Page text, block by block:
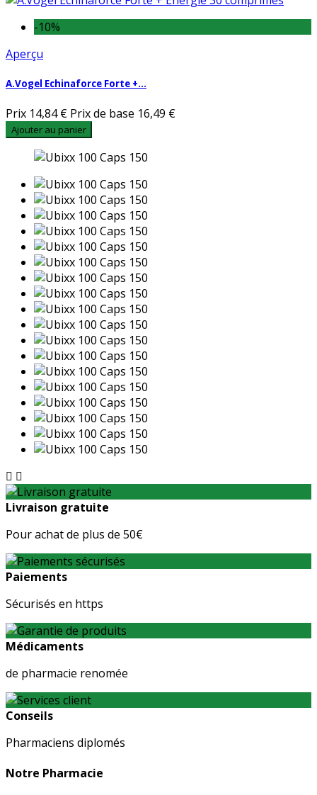
-10%
Aperçu
A.Vogel Echinaforce Forte +...
Prix 14,84 € Prix de base 16,49 €
Ajouter au panier
 
Livraison gratuite
Pour achat de plus de 50€
Paiements
Sécurisés en https
Médicaments
de pharmacie renomée
Conseils
Pharmaciens diplomés
Notre Pharmacie